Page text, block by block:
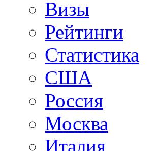
Визы
Рейтинги
Статистика
США
Россия
Москва
Италия